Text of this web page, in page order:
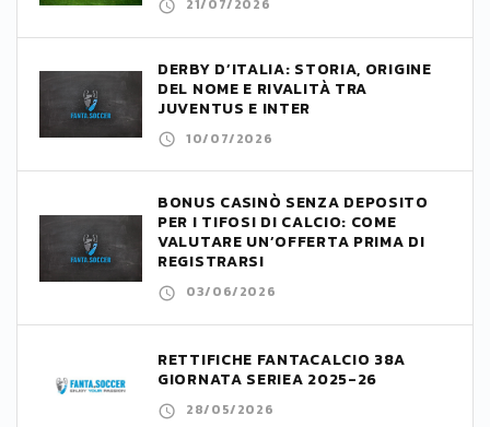
21/07/2026
DERBY D’ITALIA: STORIA, ORIGINE
DEL NOME E RIVALITÀ TRA
JUVENTUS E INTER
10/07/2026
BONUS CASINÒ SENZA DEPOSITO
PER I TIFOSI DI CALCIO: COME
VALUTARE UN’OFFERTA PRIMA DI
REGISTRARSI
03/06/2026
RETTIFICHE FANTACALCIO 38A
GIORNATA SERIEA 2025-26
28/05/2026